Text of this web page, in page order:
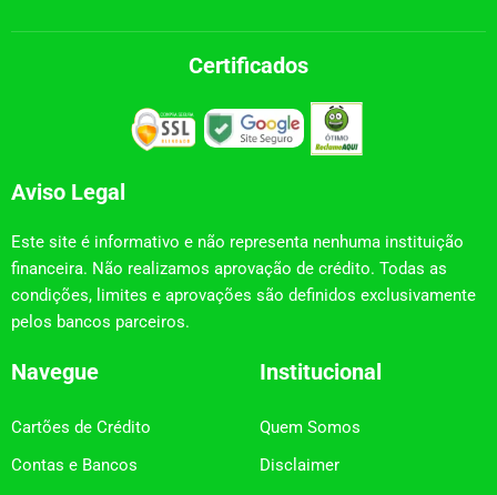
Certificados
Aviso Legal
Este site é informativo e não representa nenhuma instituição
financeira. Não realizamos aprovação de crédito. Todas as
condições, limites e aprovações são definidos exclusivamente
pelos bancos parceiros.
Navegue
Cartões de Crédito
Contas e Bancos
Institucional
Quem Somos
Disclaimer